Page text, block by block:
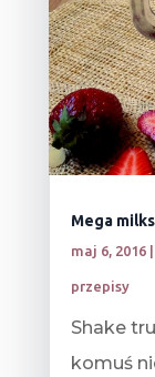
Mega
maj 6, 2016|
przepisy
Shake
komuś